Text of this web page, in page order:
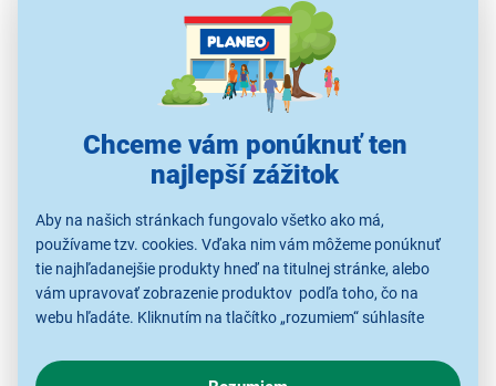
Chceme vám ponúknuť ten
najlepší zážitok
Aby na našich stránkach fungovalo všetko ako má,
používame tzv. cookies. Vďaka nim vám môžeme ponúknuť
tie najhľadanejšie produkty hneď na titulnej stránke, alebo
vám upravovať zobrazenie produktov podľa toho, čo na
webu hľadáte. Kliknutím na tlačítko „rozumiem“ súhlasíte
o chovaní na webe pre zobrazovaní cielených reklám.
Megapack SodaStream Terra White
Malina Zero
výrobník sódy Terra
príchuť Malina Zero 440 ml